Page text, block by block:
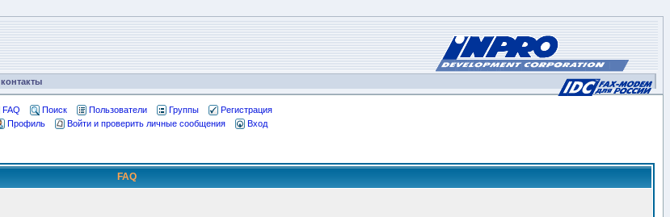
контакты
FAQ Поиск Пользователи Группы
Регистрация
Профиль
Войти и проверить личные сообщения Вход
FAQ